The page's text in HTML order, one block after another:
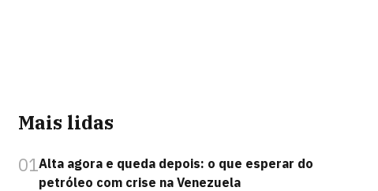
Mais lidas
01Alta agora e queda depois: o que esperar do
petróleo com crise na Venezuela